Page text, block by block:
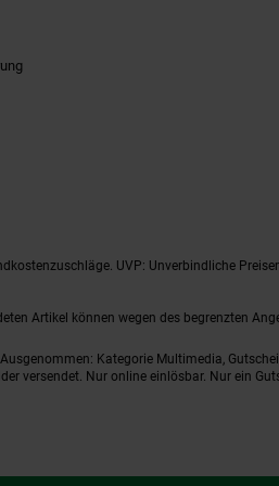
UVP: Unverbindliche
Artikel können wegen des begrenzten
Kategorie Multimedia,
versendet. Nur online einlösbar. Nur ein